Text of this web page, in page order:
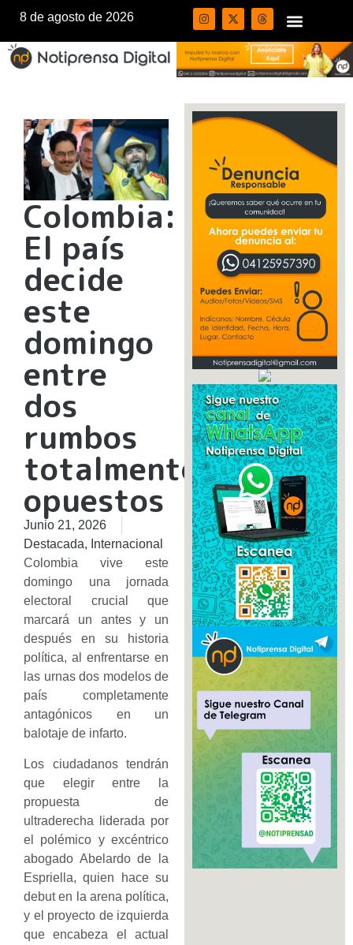
8 de agosto de 2026
Colombia:
El país
decide
este
domingo
entre
dos
rumbos
totalmente
opuestos​
Junio 21, 2026
Destacada, Internacional
Colombia vive este
domingo una jornada
electoral crucial que
marcará un antes y un
después en su historia
política, al enfrentarse en
las urnas dos modelos de
país completamente
antagónicos en un
balotaje de infarto.
Los ciudadanos tendrán
que elegir entre la
propuesta de
ultraderecha liderada por
el polémico y excéntrico
abogado Abelardo de la
Espriella, quien hace su
debut en la arena política,
y el proyecto de izquierda
que encabeza el actual